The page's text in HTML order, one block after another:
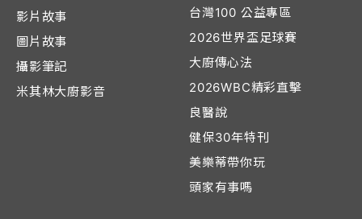
影片故事
圖片故事
攝影筆記
米其林大廚影音
台灣100 公益專區
2026世界盃足球賽
大廚傳心法
2026WBC精彩直擊
良醫說
健保30年特刊
美樂蒂帶你玩
頭家有事嗎